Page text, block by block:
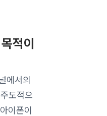
적이
에서의
도적으
이폰이